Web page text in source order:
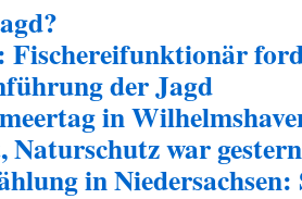
Fischereifunktionär
der Jagd
in
war gestern
in